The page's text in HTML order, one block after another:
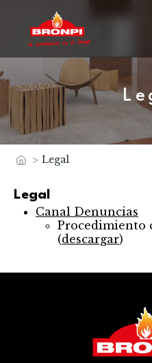
Inicio
> Legal
Legal
Canal Denuncias
Procedimiento
(descargar)